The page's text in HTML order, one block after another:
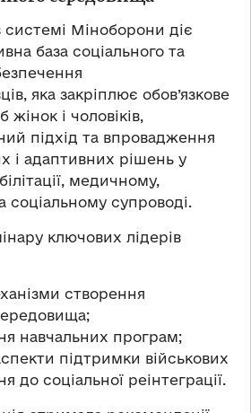
системі Міноборони діє
база соціального та
яка закріплює обов’язкове
і чоловіків,
підхід та впровадження
і адаптивних рішень у
медичному,
соціальному супроводі.
ключових лідерів
створення
навчальних програм;
підтримки військових
до соціальної реінтеграції.